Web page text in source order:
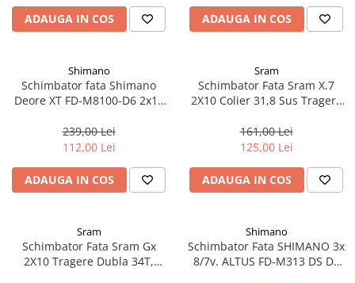
Pinioane
Urechi cadru bicicleta
Mansoane si ghidolina
Ghidoane bicicleta
Pipe ghidon
Pedale bicicleta
Cuvete bicicleta
Cabluri si camasi
Frana bicicleta
ADAUGA IN COS ADAUGA IN COS
Shimano
Schimbator fata Shimano
Deore XT FD-M8100-D6 2x12
239,00 Lei
112,00 Lei
ADAUGA IN COS
Sram
Schimbator Fata Sram X.7
2X10 Colier 31,8 Sus Tragere
161,00 Lei
125,00 Lei
ADAUGA IN COS
Sram
Schimbator Fata Sram Gx
2X10 Tragere Dubla 34T,
Shimano
Schimbator Fata SHIMANO 3x
8/7v. ALTUS FD-M313 DS DP